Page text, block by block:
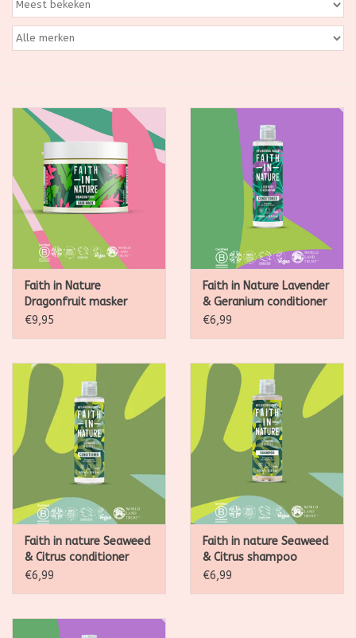
Huishoudartikelen
Ditjes & Datjes
Kadootjes
Belgisch
Workshops
Faith in Nature
Dragonfruit masker
300ml
€9,95
Faith in Nature Lavender
& Geranium conditioner
400ml
€6,99
Faith in nature Seaweed
& Citrus conditioner
400ml
€6,99
Faith in nature Seaweed
& Citrus shampoo
400ml
€6,99